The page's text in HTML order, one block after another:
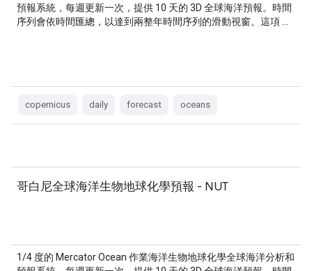
預報系統，每週更新一次，提供 10 天的 3D 全球海洋預報。時間
序列會依時間匯總，以達到兩整年時間序列的滑動視窗。這項 …
copernicus daily forecast oceans
哥白尼全球海洋生物地球化學預報 - NUT
1/4 度的 Mercator Ocean 作業海洋生物地球化學全球海洋分析和